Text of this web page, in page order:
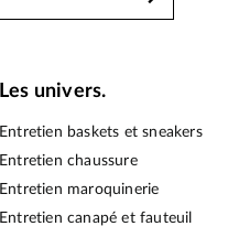
Les univers.
Entretien baskets et sneakers
Entretien chaussure
Entretien maroquinerie
Entretien canapé et fauteuil